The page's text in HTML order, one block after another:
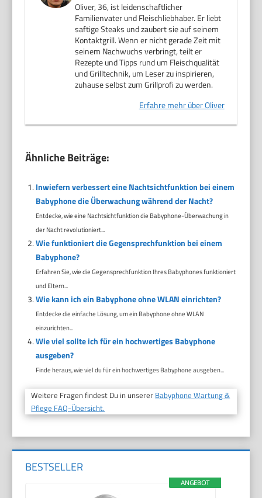
Oliver, 36, ist leidenschaftlicher
Familienvater und Fleischliebhaber. Er liebt
saftige Steaks und zaubert sie auf seinem
Kontaktgrill. Wenn er nicht gerade Zeit mit
seinem Nachwuchs verbringt, teilt er
Rezepte und Tipps rund um Fleischqualität
und Grilltechnik, um Leser zu inspirieren,
zuhause selbst zum Grillprofi zu werden.
Erfahre mehr über Oliver
Ähnliche Beiträge:
Inwiefern verbessert eine Nachtsichtfunktion bei einem
Babyphone die Überwachung während der Nacht?
Entdecke, wie eine Nachtsichtfunktion die Babyphone-Überwachung in
der Nacht revolutioniert...
Wie funktioniert die Gegensprechfunktion bei einem
Babyphone?
Erfahren Sie, wie die Gegensprechfunktion Ihres Babyphones funktioniert
und Eltern...
Wie kann ich ein Babyphone ohne WLAN einrichten?
Entdecke die einfache Lösung, um ein Babyphone ohne WLAN
einzurichten...
Wie viel sollte ich für ein hochwertiges Babyphone
ausgeben?
Finde heraus, wie viel du für ein hochwertiges Babyphone ausgeben...
Weitere Fragen findest Du in unserer Babyphone Wartung &
Pflege FAQ-Übersicht.
BESTSELLER
ANGEBOT